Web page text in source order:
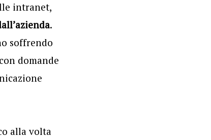
intranet,
.
soffrendo
domande
alla volta